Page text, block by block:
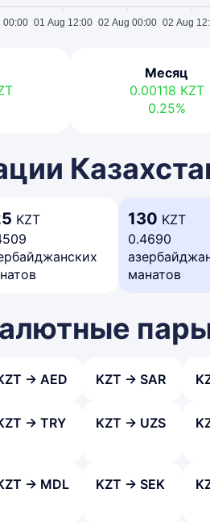
00:00 01 Aug 12:00 02 Aug 00:00 02 Aug
Месяц
0.00118 KZT
0.25%
KZT
130 KZT
0.4690
манатов
→ AED KZT → SAR
→ TRY KZT → UZS
→ MDL KZT → SEK